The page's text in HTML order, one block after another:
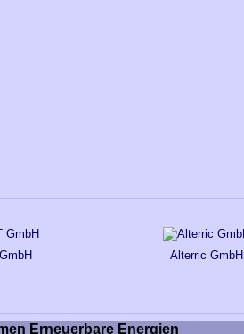
Alterric GmbH
Erneuerbare Energien